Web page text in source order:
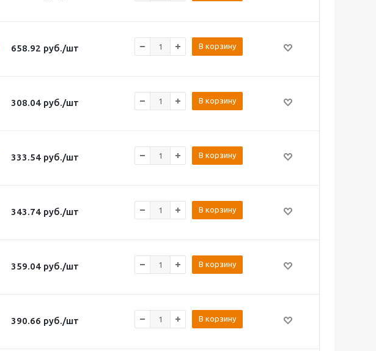
658.92 руб./шт В корзину
308.04 руб./шт В корзину
333.54 руб./шт В корзину
343.74 руб./шт В корзину
359.04 руб./шт В корзину
390.66 руб./шт В корзину